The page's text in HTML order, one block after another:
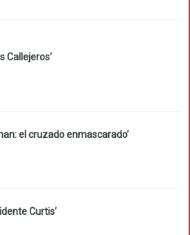
Callejeros’
el cruzado enmascarado’
Curtis’